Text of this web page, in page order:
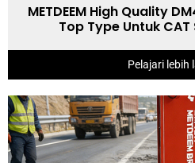
METDEEM High Quality
Top Type Untuk CAT
Pelajari lebih